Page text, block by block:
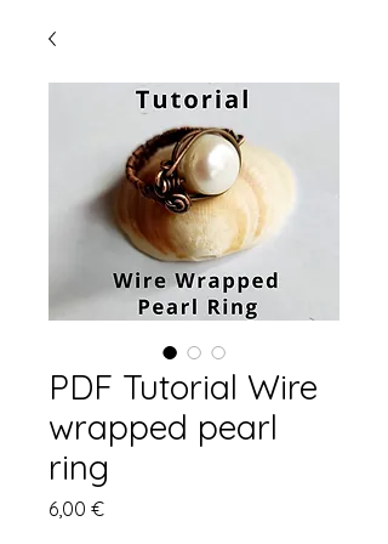
PDF Tutorial Wire
wrapped pearl
ring
6,00 €Preis